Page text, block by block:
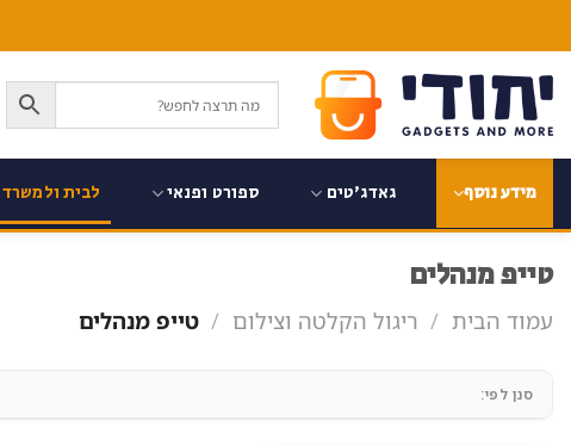
content
מידע נוסף גאדג'טים ספורט ופנאי לבית ולמשרד
טייפ מנהלים
עמוד הבית / ריגול הקלטה וצילום / טייפ מנהלים
סנן לפי: